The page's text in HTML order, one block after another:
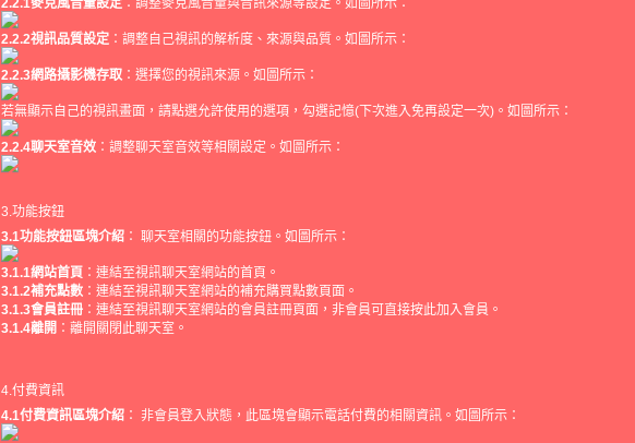
2.2.1麥克風音量設定 ：調整麥克風音量與音訊來源等設定。如圖所示：
2.2.2視訊品質設定 ：調整自己視訊的解析度、來源與品質。如圖所示：
2.2.3網路攝影機存取 ：選擇您的視訊來源。如圖所示：
若無顯示自己的視訊畫面，請點選允許使用的選項，勾選記憶(下次進入免再設定一次)。如圖所示：
2.2.4聊天室音效 ：調整聊天室音效等相關設定。如圖所示：
3.功能按鈕
3.1功能按鈕區塊介紹 ： 聊天室相關的功能按鈕。如圖所示：
3.1.1網站首頁 ：連結至視訊聊天室網站的首頁。
3.1.2補充點數 ：連結至視訊聊天室網站的補充購買點數頁面。
3.1.3會員註冊 ：連結至視訊聊天室網站的會員註冊頁面，非會員可直接按此加入會員。
3.1.4離開 ：離開關閉此聊天室。
4.付費資訊
4.1付費資訊區塊介紹 ： 非會員登入狀態，此區塊會顯示電話付費的相關資訊。如圖所示：